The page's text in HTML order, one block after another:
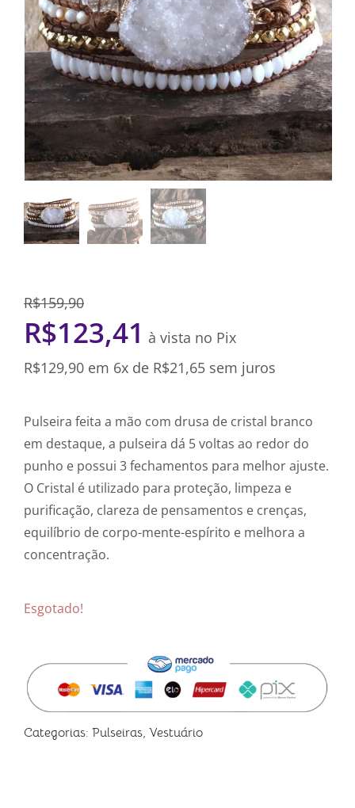
R$159,90
R$123,41 à vista no Pix
R$129,90 em 6x de R$21,65 sem juros
Pulseira feita a mão com drusa de cristal branco
em destaque, a pulseira dá 5 voltas ao redor do
punho e possui 3 fechamentos para melhor ajuste.
O Cristal é utilizado para proteção, limpeza e
purificação, clareza de pensamentos e crenças,
equilíbrio de corpo-mente-espírito e melhora a
concentração.
Esgotado!
Categorias: Pulseiras, Vestuário